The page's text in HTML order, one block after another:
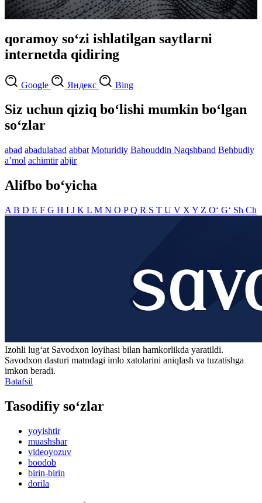
qoramoy so‘zi ishlatilgan saytlarni
internetda qidiring
Google Яндекс Bing
Siz uchun qiziq bo‘lishi mumkin bo‘lgan
so‘zlar
abad abadulabad abbat Moturidiy Bahouddin Naqshband Behbudiy
aʼmol achimtir abjir
Alifbo bo‘yicha
A B D E F G H I J K L M N O PQ R S T U V X Y Z O‘ G‘ Sh Ch
Izohli lugʻat Savodxon loyihasi bilan hamkorlikda yaratildi.
Savodxon dasturi matndagi imlo xatolarini aniqlash va tuzatishga
imkon beradi.
Batafsil
Tasodifiy so‘zlar
yoyishtir
muashshar
videoyozuv
boodob
birin-birin
dorila